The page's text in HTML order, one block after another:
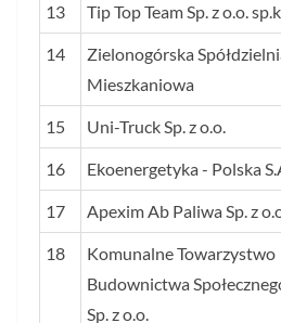
13 Tip Top Team Sp. z o.o.
14
Zielonogórska
Mieszkaniowa
15 Uni-Truck Sp. z o.o.
16 Ekoenergetyka - Polska
17 Apexim Ab Paliwa Sp. z
18
Komunalne Towarzystwo
Budownictwa
Sp. z o.o.